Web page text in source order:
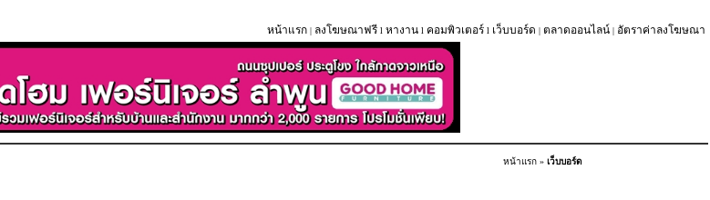
หน้าแรก | ลงโฆษณาฟรี l หางาน l คอมพิวเตอร์ l เว็บบอร์ด | ตลาดออนไลน์ | อัตราค่าลงโฆษณา
หน้าแรก » เว็บบอร์ด